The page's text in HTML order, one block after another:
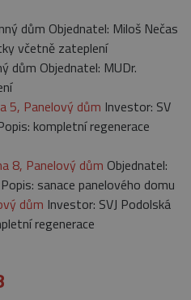
dům Objednatel: Miloš Nečas
včetně zateplení
dům Objednatel: MUDr.
5, Panelový dům Investor: SV
kompletní regenerace
8, Panelový dům Objednatel:
sanace panelového domu
dům Investor: SVJ Podolská
regenerace
analytické
služby Google.
Tento soubor
cookie se
používá k
rozlišení
uživatelů
přiřazením
náhodně
vygenerovaného
identifikátoru
klienta. Je
součástí
každého
požadavku na
a slouží k
použit jako
správu stavu
.belstav.cz
54
Tento soubor
Analytics a
omezení
požadavku
škrticí